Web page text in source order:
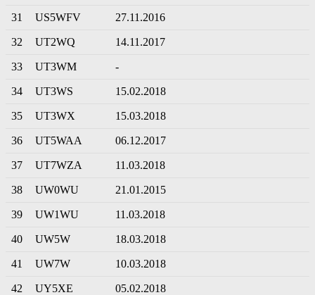
31 US5WFV 27.11.2016
32 UT2WQ 14.11.2017
33 UT3WM -
34 UT3WS 15.02.2018
35 UT3WX 15.03.2018
36 UT5WAA 06.12.2017
37 UT7WZA 11.03.2018
38 UW0WU 21.01.2015
39 UW1WU 11.03.2018
40 UW5W 18.03.2018
41 UW7W 10.03.2018
42 UY5XE 05.02.2018